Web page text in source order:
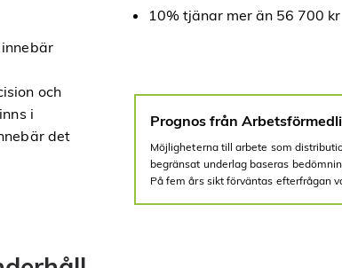
och
i
det
10% tjänar mer än 56 700 kr
Prognos från
Möjligheterna till arbete som
begränsat underlag baseras
På fem års sikt förväntas efterfrågan